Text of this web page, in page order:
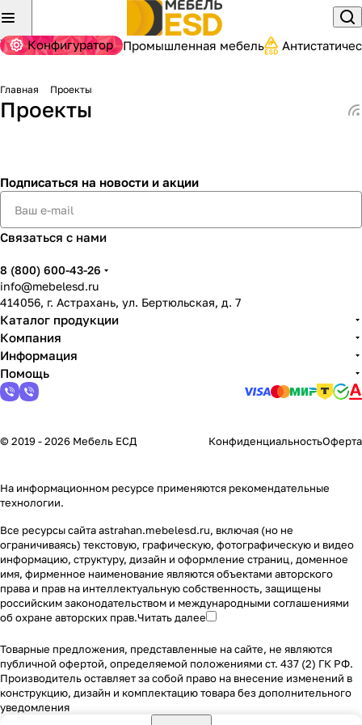
Конфигуратор Промышленная мебель
Главная Проекты
Проекты
Подписаться на новости и акции
Связаться с нами
8 (800) 600-43-26
info@mebelesd.ru
414056, г. Астрахань, ул. Бертюльская, д. 7
Каталог продукции
Компания
Информация
Помощь
© 2019 - 2026 Мебель ЕСД КонфиденциальностьОферта
На информационном ресурсе применяются рекомендательные
технологии.
Все ресурсы сайта astrahan.mebelesd.ru, включая (но не
ограничиваясь) текстовую, графическую, фотографическую и видео
информацию, структуру, дизайн и оформление страниц, доменное
имя, фирменное наименование являются объектами авторского
права и прав на интеллектуальную собственность, защищены
российским законодательством и международными соглашениями
об охране авторских прав.Читать далее
Товарные предложения, представленные на сайте, не являются
публичной офертой, определяемой положениями ст. 437 (2) ГК РФ.
Производитель оставляет за собой право на внесение изменений в
конструкцию, дизайн и комплектацию товара без дополнительного
уведомления